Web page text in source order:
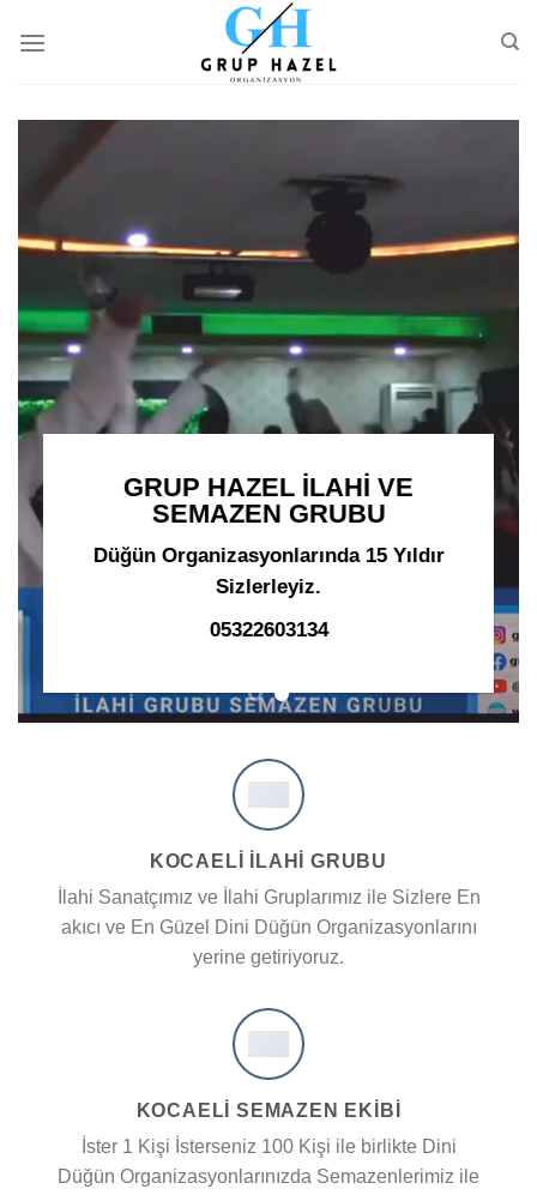
GRUP HAZEL İLAHİ VE
SEMAZEN GRUBU
Düğün Organizasyonlarında 15 Yıldır
Sizlerleyiz.
05322603134
KOCAELİ İLAHİ GRUBU
İlahi Sanatçımız ve İlahi Gruplarımız ile Sizlere En
akıcı ve En Güzel Dini Düğün Organizasyonlarını
yerine getiriyoruz.
KOCAELİ SEMAZEN EKIBI
İster 1 Kişi İsterseniz 100 Kişi ile birlikte Dini
Düğün Organizasyonlarınızda Semazenlerimiz ile